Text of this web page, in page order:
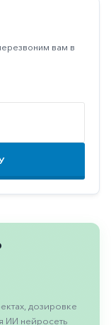
вам в
дозировке
ИИ нейросеть